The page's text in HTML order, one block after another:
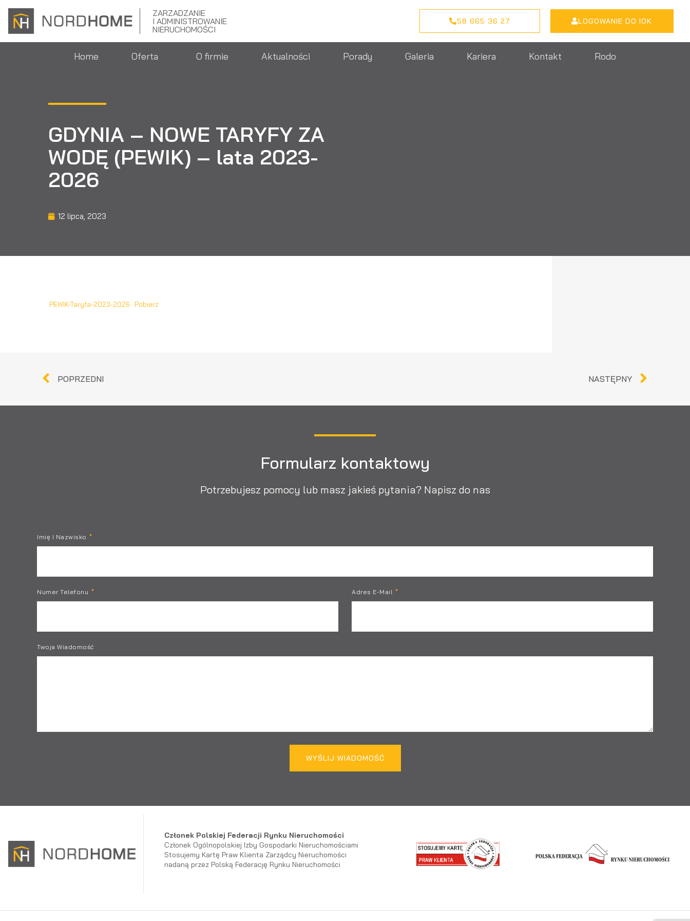
ZARZADZANIE
I ADMINISTROWANIE
NIERUCHOMOŚCI
58 665 36 27 LOGOWANIE DO IOK
Home Oferta O firmie Aktualności Porady Galeria Kariera Kontakt Rodo
GDYNIA – NOWE TARYFY ZA
WODĘ (PEWIK) – lata 2023-
2026
12 lipca, 2023
PEWIK-Taryfa-2023-2026 Pobierz
POPRZEDNI NASTĘPNY
Formularz kontaktowy
Potrzebujesz pomocy lub masz jakieś pytania? Napisz do nas
Imię I Nazwisko
Numer Telefonu Adres E-Mail
Twoja Wiadomość
WYŚLIJ WIADOMOŚĆ
Członek Polskiej Federacji Rynku Nieruchomości
Członek Ogólnopolskiej Izby Gospodarki Nieruchomościami
Stosujemy Kartę Praw Klienta Zarządcy Nieruchomości
nadaną przez Polską Federację Rynku Nieruchomości